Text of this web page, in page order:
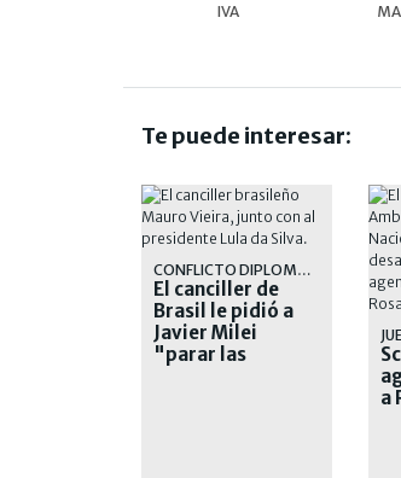
IVA
Te puede interesar:
CONFLICTO DIPLOMÁTICO
El canciller de
Brasil le pidió a
Javier Milei
"parar las
a